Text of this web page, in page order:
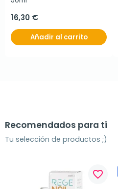
16,30 €
Añadir al carrito
Recomendados para ti
Tu selección de productos ;)
favorite_border